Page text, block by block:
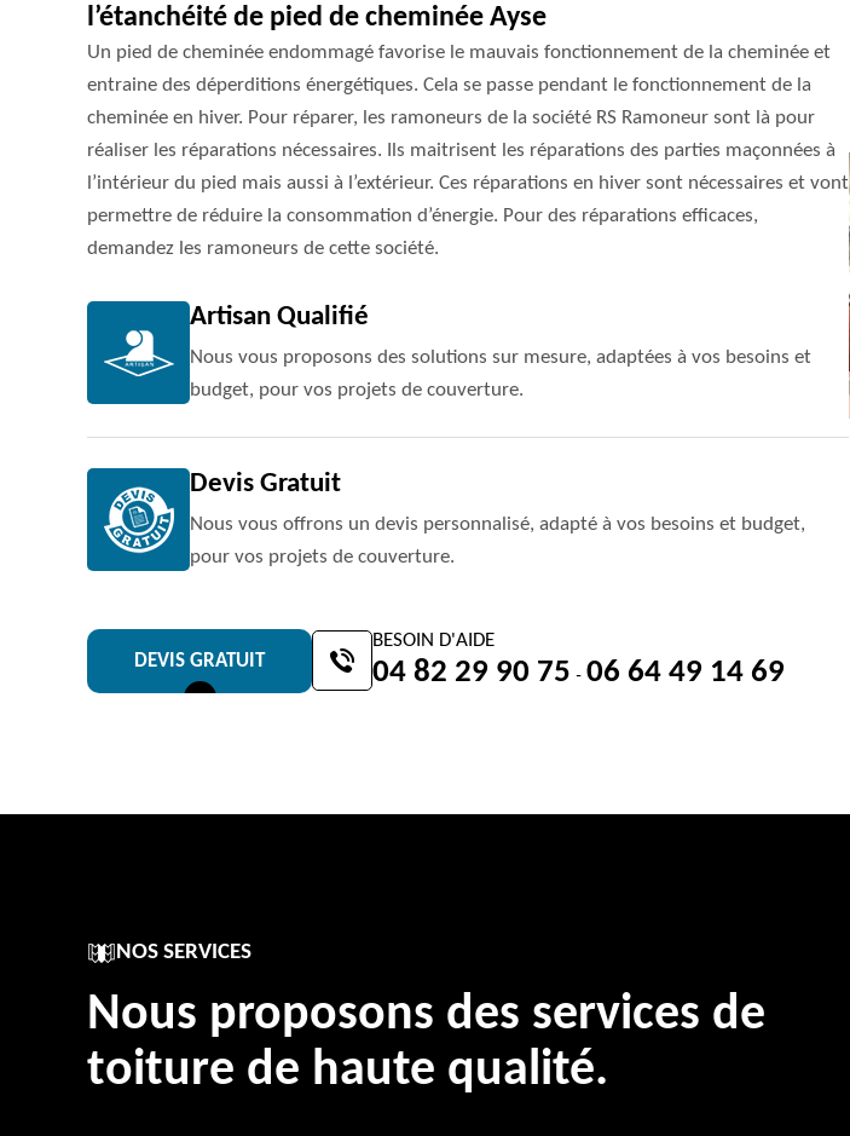
l’étanchéité de pied de cheminée Ayse
Un pied de cheminée endommagé favorise le mauvais fonctionnement de la cheminée et
entraine des déperditions énergétiques. Cela se passe pendant le fonctionnement de la
cheminée en hiver. Pour réparer, les ramoneurs de la société RS Ramoneur sont là pour
réaliser les réparations nécessaires. Ils maitrisent les réparations des parties maçonnées à
l’intérieur du pied mais aussi à l’extérieur. Ces réparations en hiver sont nécessaires et vont
permettre de réduire la consommation d’énergie. Pour des réparations efficaces,
demandez les ramoneurs de cette société.
Artisan Qualifié
Nous vous proposons des solutions sur mesure, adaptées à vos besoins et
budget, pour vos projets de couverture.
Devis Gratuit
Nous vous offrons un devis personnalisé, adapté à vos besoins et budget,
pour vos projets de couverture.
DEVIS GRATUIT
BESOIN D'AIDE
04 82 29 90 75 - 06 64 49 14 69
NOS SERVICES
Nous proposons des services de
toiture de haute qualité.